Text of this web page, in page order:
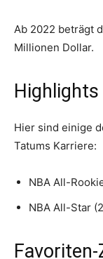
Ab 2022 beträgt
Millionen Dollar.
Highlights
Hier sind einige
Tatums Karriere:
NBA All-
NBA All-Star